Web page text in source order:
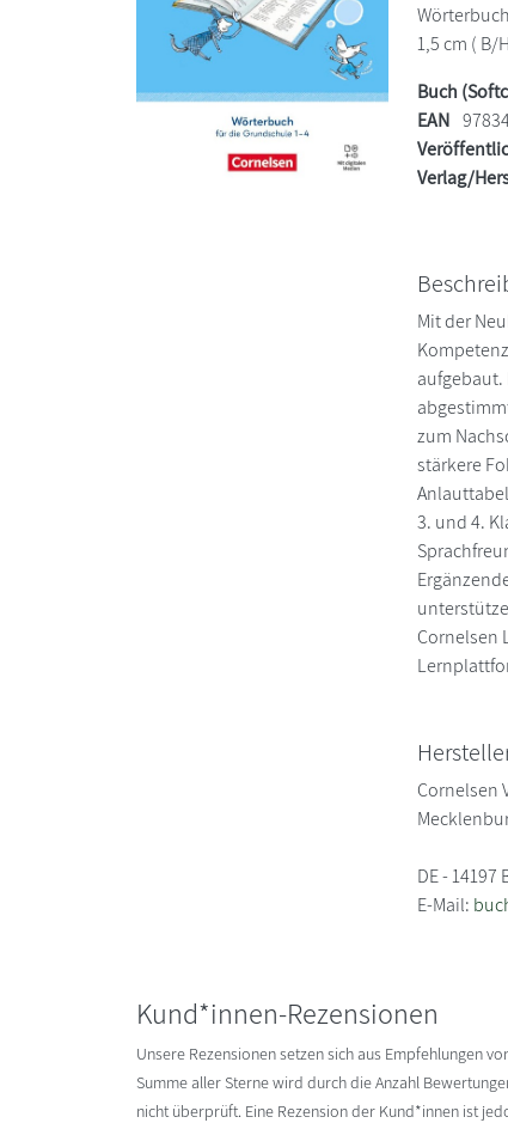
1,5 cm ( B/
Buch
EAN
Verlag/
Mit der
zum
stärkere
3. und 4.
Cornelsen
Cornelsen
DE - 14197
E-Mail:
Kund*innen-Rezensionen
Unsere Rezensionen setzen sich aus Empfehlungen
Summe aller Sterne wird durch die Anzahl
nicht überprüft. Eine Rezension der Kund*innen ist